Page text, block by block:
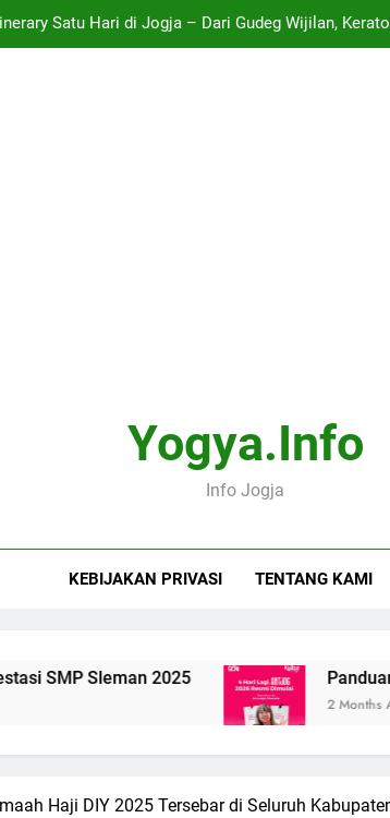
Nilai Terendah
Yogya.info
Info Jogja
KEBIJAKAN PRIVASI TENTANG KAMI
2025 Panduan Lengkap
2 Months Ago
Haji DIY 2025 Tersebar di Seluruh